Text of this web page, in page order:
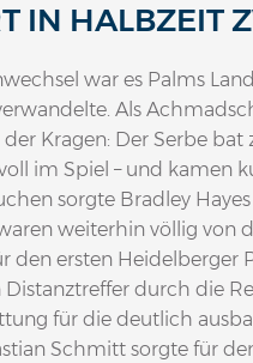
IN HALBZEIT
war es Palms
Als
Kragen: Der Serbe bat
im Spiel – und kamen
sorgte Bradley
weiterhin völlig von
den ersten Heidelberger
Distanztreffer durch die
für die deutlich
Schmitt sorgte für